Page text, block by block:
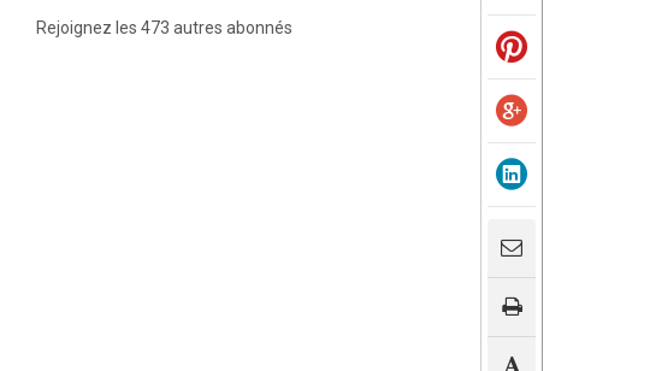
Rejoignez les 473 autres abonnés